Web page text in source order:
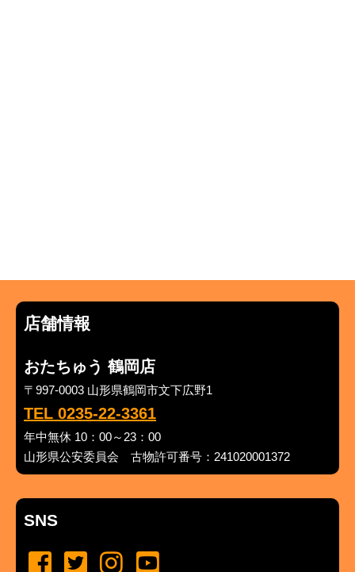
店舗情報
おたちゅう 鶴岡店
〒997-0003 山形県鶴岡市文下広野1
TEL 0235-22-3361
年中無休 10：00～23：00
山形県公安委員会 古物許可番号：241020001372
SNS